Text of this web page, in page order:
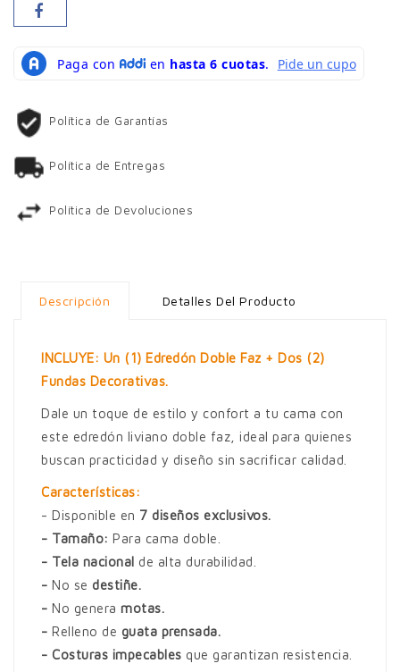
Política de Garantías
Política de Entregas
Política de Devoluciones
Descripción Detalles Del Producto
INCLUYE: Un (1) Edredón Doble Faz + Dos (2)
Fundas Decorativas.
Dale un toque de estilo y confort a tu cama con
este edredón liviano doble faz, ideal para quienes
buscan practicidad y diseño sin sacrificar calidad.
Características:
- Disponible en 7 diseños exclusivos.
- Tamaño: Para cama doble.
- Tela nacional de alta durabilidad
- No se destiñe.
- No genera motas.
- Relleno de guata prensada.
- Costuras impecables que garantizan resistencia.